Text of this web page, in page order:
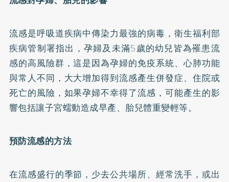
流感是呼吸道疾病中傳染力最強的病毒，衛生福利部
疾病管制署指出，孕婦及未滿5歲的幼兒皆為罹患流
感的高風險群，這是因為孕婦的免疫系統、心肺功能
與常人不同，大大增加得到流感產生併發症、住院或
死亡的風險，如果孕婦不幸得了流感，可能產生的影
響包括讓子宮蠕動造成早產、胎兒體重變輕等。
預防流感的方法
在流感盛行的季節，少去公共場所、經常洗手，或出